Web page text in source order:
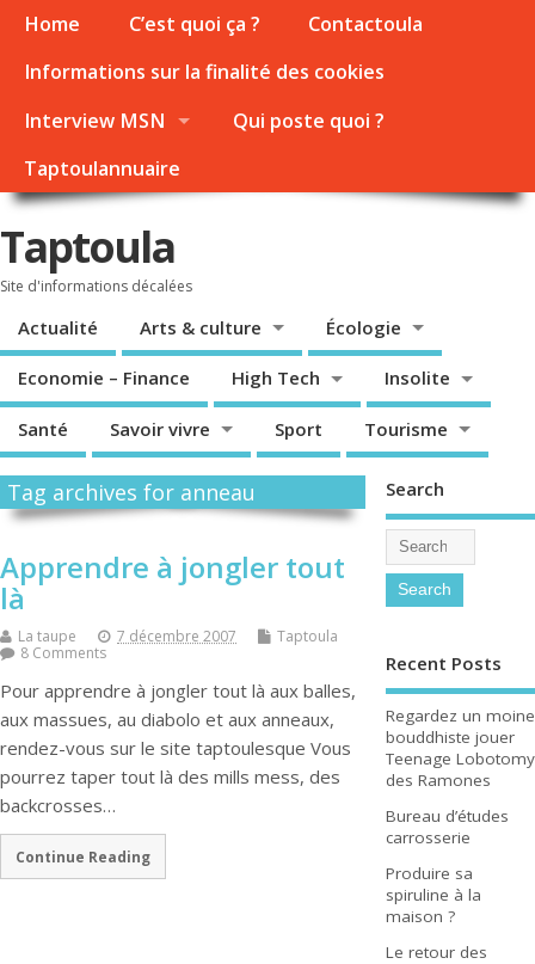
Home C’est quoi ça ?
Contactoula
Informations sur la finalité des cookies
Interview MSN
Qui poste quoi ?
Taptoulannuaire
Taptoula
Site d'informations décalées
Actualité Arts & culture Écologie
Economie – Finance High Tech Insolite
Santé Savoir vivre Sport Tourisme
Tag archives for anneau
Apprendre à jongler tout
là
La taupe 7 décembre 2007
Taptoula
8 Comments
Pour apprendre à jongler tout là aux balles,
aux massues, au diabolo et aux anneaux,
rendez-vous sur le site taptoulesque Vous
pourrez taper tout là des mills mess, des
backcrosses…
Continue Reading
Search
Recent Posts
Regardez un moine
bouddhiste jouer
Teenage Lobotomy
des Ramones
Bureau d’études
carrosserie
Produire sa
spiruline à la
maison ?
Le retour des